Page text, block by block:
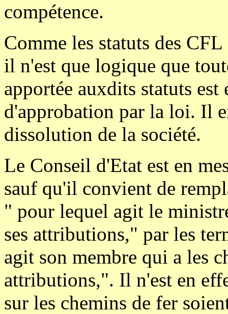
compétence.
Comme les statuts des
il n'est que logique que
apportée auxdits statuts
d'approbation par la loi. Il
dissolution de la société.
Le Conseil d'Etat est en
sauf qu'il convient de
" pour lequel agit le
ses attributions," par les
agit son membre qui a les
attributions,". Il n'est en
sur les chemins de fer